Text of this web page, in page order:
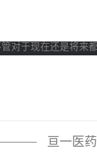
对于现在还是将来
亘一医